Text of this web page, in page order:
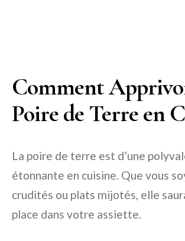
Comment
Poire de Terre en
La poire de terre est d’une
étonnante en cuisine. Que vous
crudités ou plats mijotés, elle
place dans votre assiette.